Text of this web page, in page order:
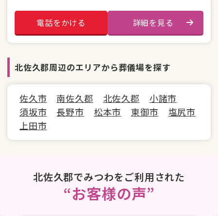
安置室
控え室
電話をかける 詳細を見る
北佐久郡周辺のエリアから葬儀場を探す
佐久市 南佐久郡 北佐久郡
小諸市
須坂市
長野市 松本市 東御市
塩尻市
上田市
北佐久郡でみつわをご利用された
“お客様の声”